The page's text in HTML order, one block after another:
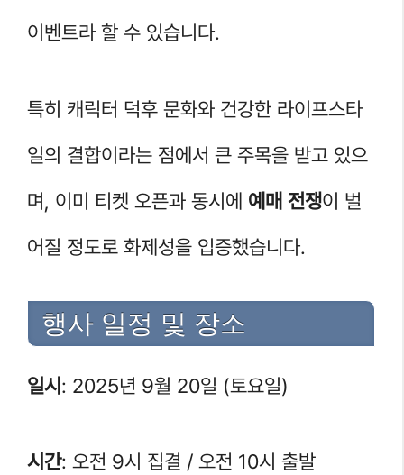
이벤트라 할 수 있습니다.
특히 캐릭터 덕후 문화와 건강한 라이프스타
일의 결합이라는 점에서 큰 주목을 받고 있으
며, 이미 티켓 오픈과 동시에 예매 전쟁이 벌
어질 정도로 화제성을 입증했습니다.
행사 일정 및 장소
일시 : 2025년 9월 20일 (토요일)
시간: 오전 9시 집결 / 오전 10시 출발